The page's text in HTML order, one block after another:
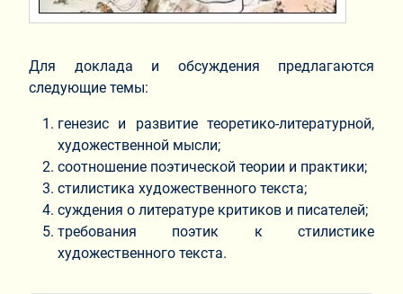
Для доклада и обсуждения предлагаются
следующие темы:
генезис и развитие теоретико-литературной,
художественной мысли;
соотношение поэтической теории и практики;
стилистика художественного текста;
суждения о литературе критиков и писателей;
требования поэтик к стилистике
художественного текста.